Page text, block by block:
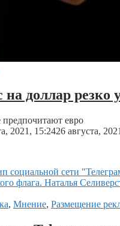
на доллар резко
предпочитают евро
2021, 15:2426 августа, 2021
, Мнение, Размещение